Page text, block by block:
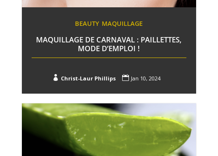
BEAUTY MAQUILLAGE
MAQUILLAGE DE CARNAVAL : PAILLETTES,
MODE D’EMPLOI !
 Christ-Laur Phillips  Jan 10, 2024